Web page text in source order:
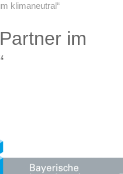
klimaneutral“
im